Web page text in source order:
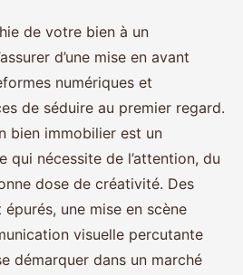
de votre bien à un
d’une mise en avant
numériques et
de séduire au premier regard.
bien immobilier est un
qui nécessite de l’attention, du
dose de créativité. Des
une mise en scène
visuelle percutante
démarquer dans un marché